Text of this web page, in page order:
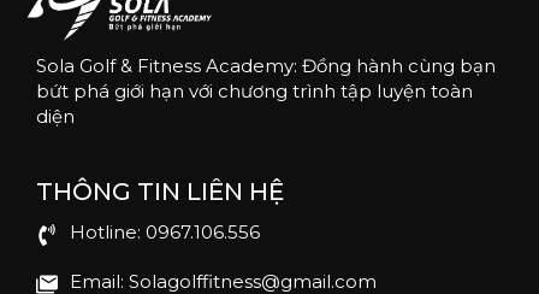
Sola Golf & Fitness Academy: Đồng hành cùng bạn
bứt phá giới hạn với chương trình tập luyện toàn
diện
THÔNG TIN LIÊN HỆ
Hotline: 0967.106.556
Email: Solagolffitness@gmail.com